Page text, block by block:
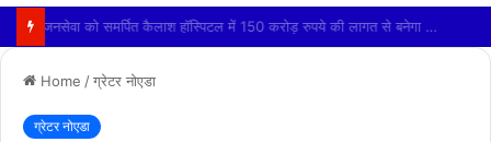
Home /ग्रेटर नोएडा
ग्रेटर नोएडा